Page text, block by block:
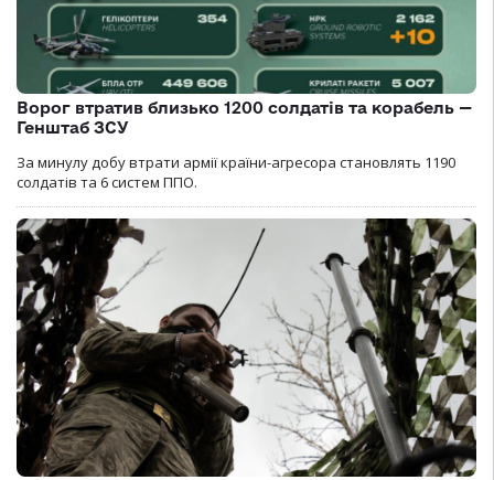
Ворог втратив близько 1200 солдатів та корабель —
Генштаб ЗСУ
За минулу добу втрати армії країни-агресора становлять 1190
солдатів та 6 систем ППО.